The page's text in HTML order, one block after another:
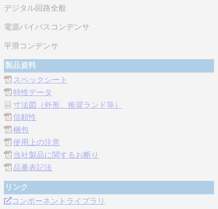
デジタル回路全般
電源バイパスコンデンサ
平滑コンデンサ
製品資料
スペックシート
特性データ
寸法図（外形、推奨ランド等）
信頼性
梱包
使用上の注意
当社製品に関するお断り
品番表記法
リンク
コンポーネントライブラリ